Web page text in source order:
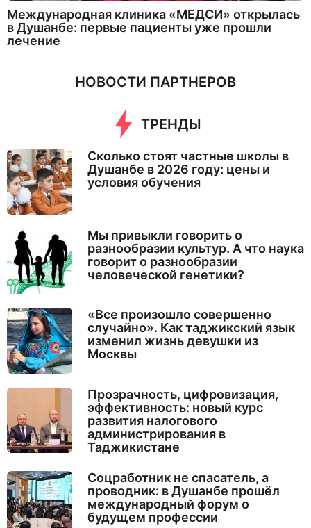
Международная клиника «МЕДСИ» открылась
в Душанбе: первые пациенты уже прошли
лечение
НОВОСТИ ПАРТНЕРОВ
ТРЕНДЫ
Сколько стоят частные школы в
Душанбе в 2026 году: цены и
условия обучения
Мы привыкли говорить о
разнообразии культур. А что наука
говорит о разнообразии
человеческой генетики?
«Все произошло совершенно
случайно». Как таджикский язык
изменил жизнь девушки из
Москвы
Прозрачность, цифровизация,
эффективность: новый курс
развития налогового
администрирования в
Таджикистане
Соцработник не спасатель, а
проводник: в Душанбе прошёл
международный форум о
будущем профессии